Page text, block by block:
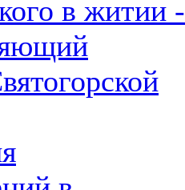
в житии